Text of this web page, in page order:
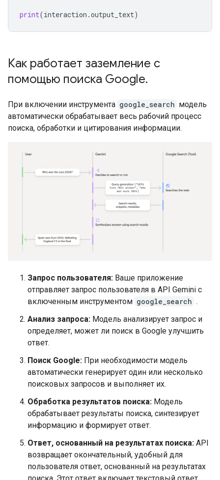
print(interaction .output_text)
Как работает заземление с
помощью поиска Google.
При включении инструмента google_search модель
автоматически обрабатывает весь рабочий процесс
поиска, обработки и цитирования информации.
Запрос пользователя: Ваше приложение
отправляет запрос пользователя в API Gemini с
включенным инструментом google_search .
Анализ запроса: Модель анализирует запрос и
определяет, может ли поиск в Google улучшить
ответ.
Поиск Google: При необходимости модель
автоматически генерирует один или несколько
поисковых запросов и выполняет их.
Обработка результатов поиска: Модель
обрабатывает результаты поиска, синтезирует
информацию и формирует ответ.
Ответ, основанный на результатах поиска: API
возвращает окончательный, удобный для
пользователя ответ, основанный на результатах